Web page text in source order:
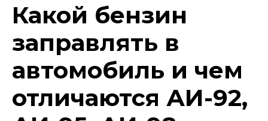
Какой бензин
заправлять в
автомобиль и чем
отличаются АИ-92,